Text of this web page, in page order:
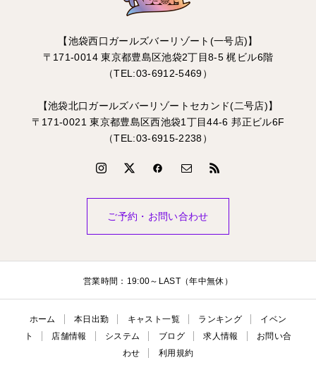
【池袋西口ガールズバーリゾート(一号店)】
〒171-0014 東京都豊島区池袋2丁目8-5 梶ビル6階
（TEL:03-6912-5469）
【池袋北口ガールズバーリゾートセカンド(二号店)】
〒171-0021 東京都豊島区西池袋1丁目44-6 邦正ビル6F
（TEL:03-6915-2238）
ご予約・お問い合わせ
営業時間：19:00～LAST（年中無休）
ホーム 本日出勤 キャスト一覧 ランキング
イベン
ト
店舗情報 システム ブログ 求人情報
お問い合
わせ
利用規約